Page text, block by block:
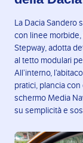
La Dacia Sandero
con linee morbide,
Stepway, adotta
al tetto modulari
All’interno,
pratici, plancia
schermo Media
su semplicità e